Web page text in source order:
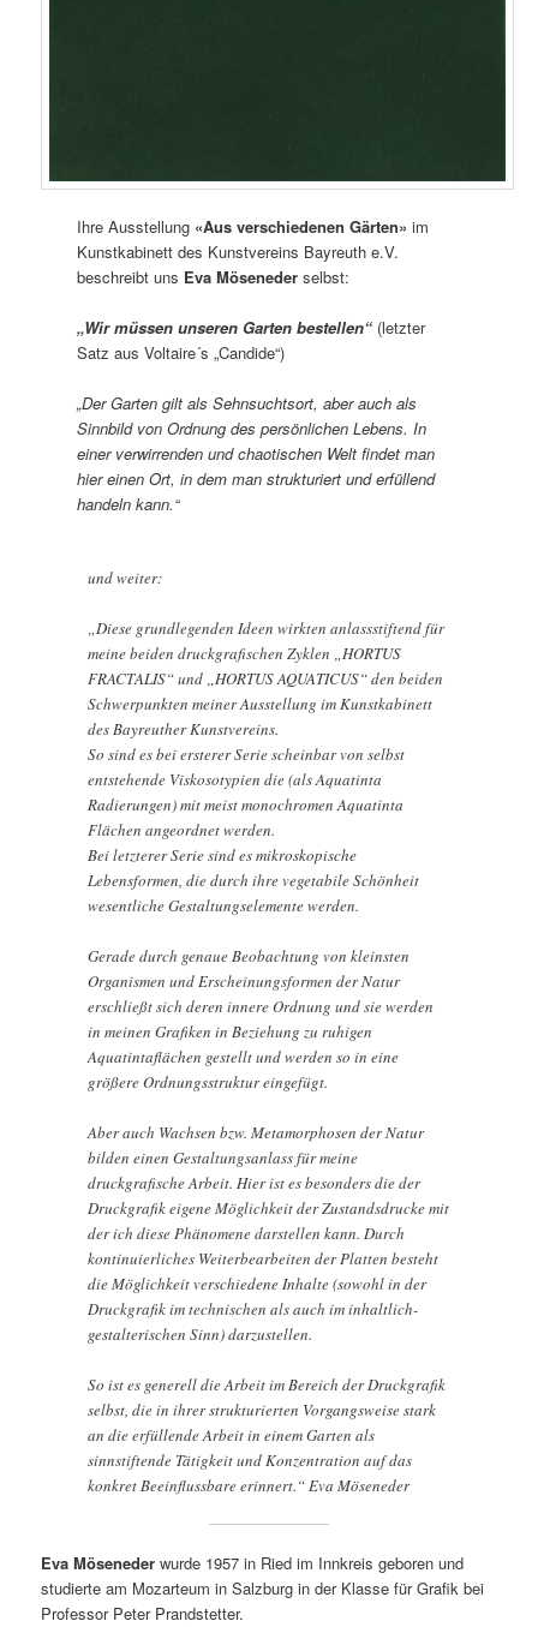
Ihre Ausstellung «Aus verschiedenen Gärten» im
Kunstkabinett des Kunstvereins Bayreuth e.V.
beschreibt uns Eva Möseneder selbst:
„Wir müssen unseren Garten bestellen“ (letzter
Satz aus Voltaire´s „Candide“)
„Der Garten gilt als Sehnsuchtsort, aber auch als
Sinnbild von Ordnung des persönlichen Lebens. In
einer verwirrenden und chaotischen Welt findet man
hier einen Ort, in dem man strukturiert und erfüllend
handeln kann.“
und weiter:
„Diese grundlegenden Ideen wirkten anlassstiftend für
meine beiden druckgrafischen Zyklen „HORTUS
FRACTALIS“ und „HORTUS AQUATICUS“ den beiden
Schwerpunkten meiner Ausstellung im Kunstkabinett
des Bayreuther Kunstvereins.
So sind es bei ersterer Serie scheinbar von selbst
entstehende Viskosotypien die (als Aquatinta
Radierungen) mit meist monochromen Aquatinta
Flächen angeordnet werden.
Bei letzterer Serie sind es mikroskopische
Lebensformen, die durch ihre vegetabile Schönheit
wesentliche Gestaltungselemente werden.
Gerade durch genaue Beobachtung von kleinsten
Organismen und Erscheinungsformen der Natur
erschließt sich deren innere Ordnung und sie werden
in meinen Grafiken in Beziehung zu ruhigen
Aquatintaflächen gestellt und werden so in eine
größere Ordnungsstruktur eingefügt.
Aber auch Wachsen bzw. Metamorphosen der Natur
bilden einen Gestaltungsanlass für meine
druckgrafische Arbeit. Hier ist es besonders die der
Druckgrafik eigene Möglichkeit der Zustandsdrucke mit
der ich diese Phänomene darstellen kann. Durch
kontinuierliches Weiterbearbeiten der Platten besteht
die Möglichkeit verschiedene Inhalte (sowohl in der
Druckgrafik im technischen als auch im inhaltlich-
gestalterischen Sinn) darzustellen.
So ist es generell die Arbeit im Bereich der Druckgrafik
selbst, die in ihrer strukturierten Vorgangsweise stark
an die erfüllende Arbeit in einem Garten als
sinnstiftende Tätigkeit und Konzentration auf das
konkret Beeinflussbare erinnert.“ Eva Möseneder
Eva Möseneder wurde 1957 in Ried im Innkreis geboren und
studierte am Mozarteum in Salzburg in der Klasse für Grafik bei
Professor Peter Prandstetter.